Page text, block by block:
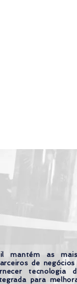
mantém as
de negócios
tecnologia
para